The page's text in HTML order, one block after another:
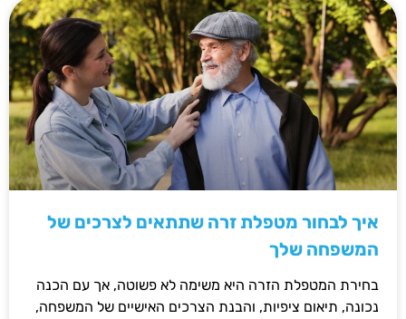
איך לבחור מטפלת זרה שתתאים לצרכים של
המשפחה שלך
בחירת המטפלת הזרה היא משימה לא פשוטה, אך עם הכנה
נכונה, תיאום ציפיות, והבנת הצרכים האישיים של המשפחה,